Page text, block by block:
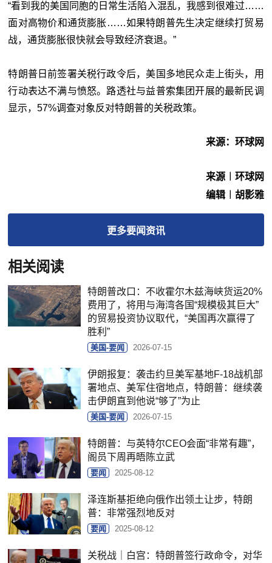
“看到我的美国同胞的日常生活陷入混乱，我感到很难过……
面对高物价和通货膨胀……如果特朗普先生决定继续打贸易
战，通货膨胀很快就会导致经济衰退。”
特朗普日前签署关税行政令后，美国多地民众走上街头，用
行动表达不满与愤怒。路透社与益普索集团开展的最新民调
显示，57%调查对象反对特朗普的关税政策。
来源：环球网
来源︱环球网
编辑︱胡影雅
更多要闻资讯
相关阅读
特朗普改口：不收霍尔木兹海峡货运20%
费用了，将用与海湾各国“规模极其巨大”
的贸易投资协议取代，“美国再次赢得了
胜利”
美国-要闻 2026-07-15
伊朗报复：袭击约旦美军基地F-18战机部
署地点、美军住宿地点，特朗普：继续袭
击伊朗直到他说“够了”为止
美国-要闻 2026-07-15
特朗普：与英特尔CEO会面“非常有趣”，
阁员下周再晤陈立武
要闻 2025-08-12
泽连斯基拒绝向俄作出领土让步，特朗
普：非常强烈地反对
要闻 2025-08-12
关税战｜白宫：特朗普签行政命令，对华